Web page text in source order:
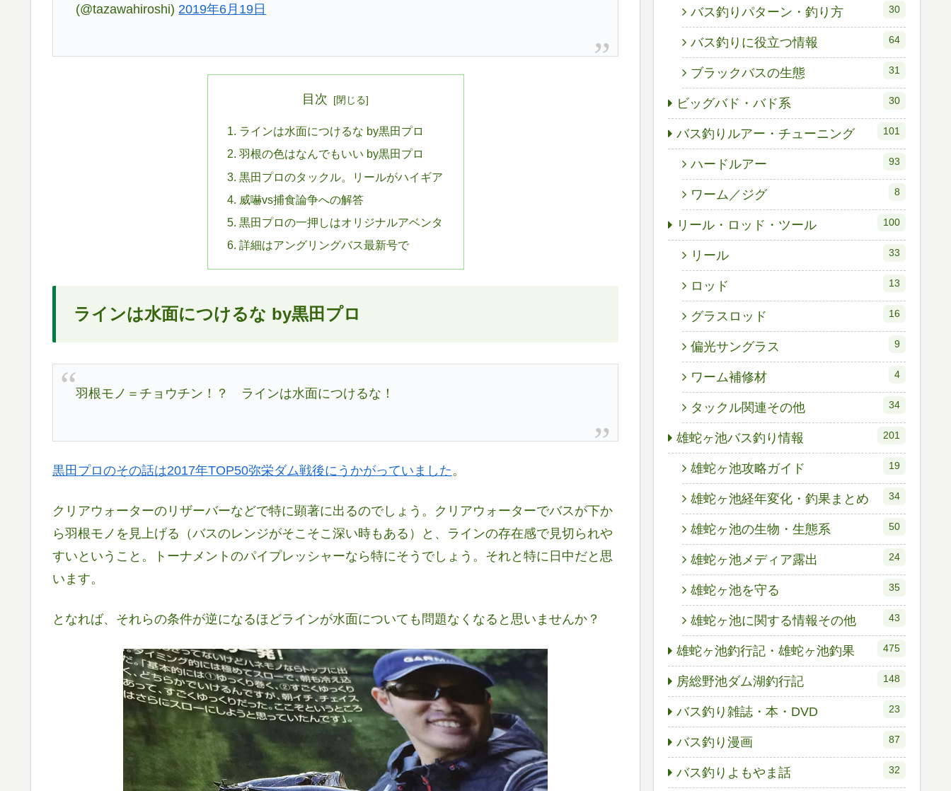
(@tazawahiroshi) 2019年6月19日
目次
ラインは水面につけるな by黒田プロ
羽根の色はなんでもいい by黒田プロ
黒田プロのタックル。リールがハイギア
威嚇vs捕食論争への解答
黒田プロの一押しはオリジナルアベンタ
詳細はアングリングバス最新号で
ラインは水面につけるな by黒田プロ
羽根モノ＝チョウチン！？ ラインは水面につけるな！
黒田プロのその話は2017年TOP50弥栄ダム戦後にうかがっていました 。
クリアウォーターのリザーバーなどで特に顕著に出るのでしょう。クリアウォーターでバスが下か
ら羽根モノを見上げる（バスのレンジがそこそこ深い時もある）と、ラインの存在感で見切られや
すいということ。トーナメントのパイプレッシャーなら特にそうでしょう。それと特に日中だと思
います。
となれば、それらの条件が逆になるほどラインが水面についても問題なくなると思いませんか？
バス釣りパターン・釣り方 30
バス釣りに役立つ情報 64
ブラックバスの生態 31
ビッグバド・バド系 30
バス釣りルアー・チューニング 101
ハードルアー 93
ワーム／ジグ 8
リール・ロッド・ツール 100
リール 33
ロッド 13
グラスロッド 16
偏光サングラス 9
ワーム補修材 4
タックル関連その他 34
雄蛇ヶ池バス釣り情報 201
雄蛇ヶ池攻略ガイド 19
雄蛇ヶ池経年変化・釣果まとめ 34
雄蛇ヶ池の生物・生態系 50
雄蛇ヶ池メディア露出 24
雄蛇ヶ池を守る 35
雄蛇ヶ池に関する情報その他 43
雄蛇ヶ池釣行記・雄蛇ヶ池釣果 475
房総野池ダム湖釣行記 148
バス釣り雑誌・本・DVD 23
バス釣り漫画 87
バス釣りよもやま話 32